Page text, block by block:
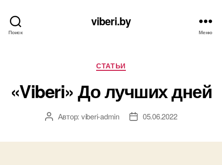
Поиск
viberi.by
Меню
Рубрики
СТАТЬИ
«Viberi» До лучших дней
АвторАвтор: viberi-admin
Дата05.06.2022